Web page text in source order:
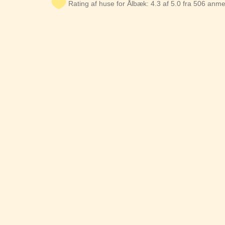
Rating af huse for Ålbæk: 4.3 af 5.0 fra 506